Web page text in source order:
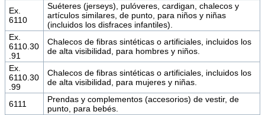
Ex.
6110
Suéteres (jerseys), pulóveres, cardigan, chalecos y
artículos similares, de punto, para niños y niñas
(incluidos los disfraces infantiles).
Ex.
6110.30
.91
Chalecos de fibras sintéticas o artificiales, incluidos los
de alta visibilidad, para hombres y niños.
Ex.
6110.30
.99
Chalecos de fibras sintéticas o artificiales, incluidos los
de alta visibilidad, para mujeres y niñas.
6111
Prendas y complementos (accesorios) de vestir, de
punto, para bebés.